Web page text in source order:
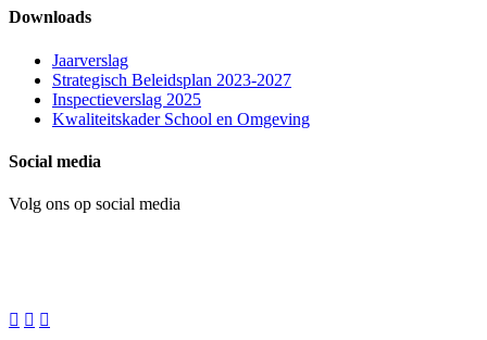
Downloads
Jaarverslag
Strategisch Beleidsplan 2023-2027
Inspectieverslag 2025
Kwaliteitskader School en Omgeving
Social media
Volg ons op social media
  